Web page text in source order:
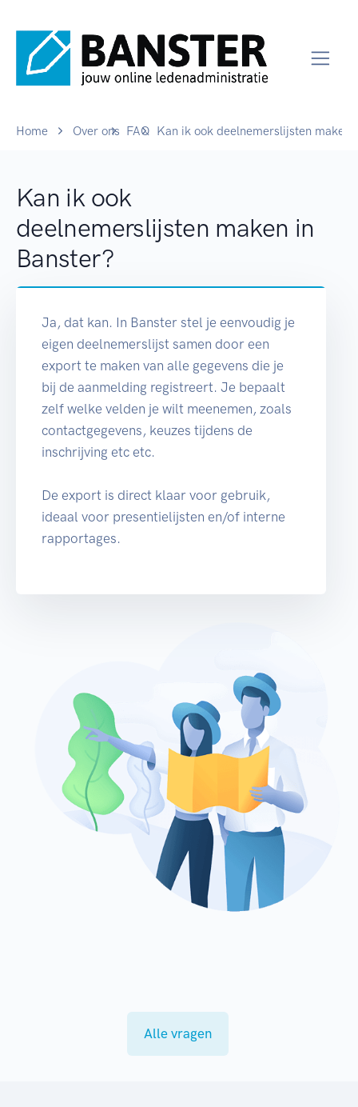
Home Over ons FAQ Kan ik ook deelnemerslijsten maken
Kan ik ook
deelnemerslijsten maken in
Banster?
Ja, dat kan. In Banster stel je eenvoudig je
eigen deelnemerslijst samen door een
export te maken van alle gegevens die je
bij de aanmelding registreert. Je bepaalt
zelf welke velden je wilt meenemen, zoals
contactgegevens, keuzes tijdens de
inschrijving etc etc.
De export is direct klaar voor gebruik,
ideaal voor presentielijsten en/of interne
rapportages.
Alle vragen